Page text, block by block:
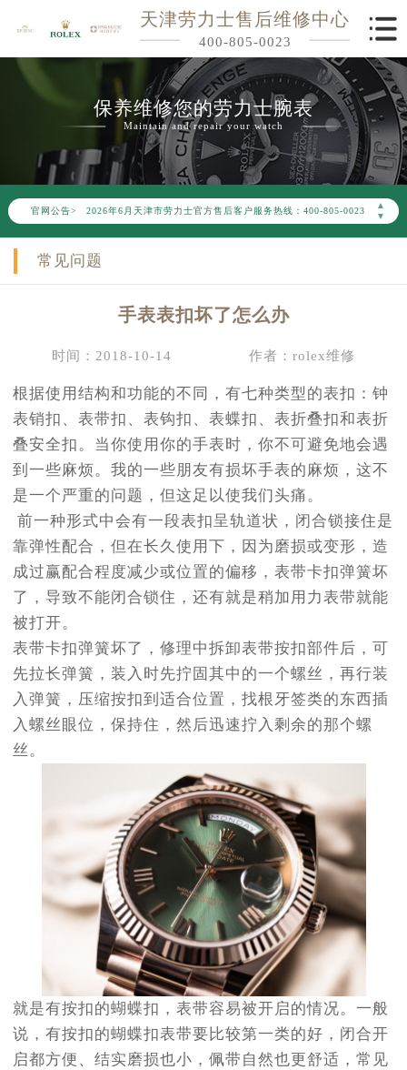
天津劳力士售后维修中心
400-805-0023
保养维修您的劳力士腕表
Maintain and repair your watch
官网公告>
▲
▼
2026年6月劳力士天津市售后服务网络优化升级公告
2026年6月天津市劳力士官方售后客户服务热线：400-805-0023
2026年6月劳力士售后服务中心最新网点地址：
节假日正常营业！
常见问题
手表表扣坏了怎么办
时间：2018-10-14 作者：rolex维修
根据使用结构和功能的不同，有七种类型的表扣：钟
表销扣、表带扣、表钩扣、表蝶扣、表折叠扣和表折
叠安全扣。当你使用你的手表时，你不可避免地会遇
到一些麻烦。我的一些朋友有损坏手表的麻烦，这不
是一个严重的问题，但这足以使我们头痛。
前一种形式中会有一段表扣呈轨道状，闭合锁接住是
靠弹性配合，但在长久使用下，因为磨损或变形，造
成过赢配合程度减少或位置的偏移，表带卡扣弹簧坏
了，导致不能闭合锁住，还有就是稍加用力表带就能
被打开。
表带卡扣弹簧坏了，修理中拆卸表带按扣部件后，可
先拉长弹簧，装入时先拧固其中的一个螺丝，再行装
入弹簧，压缩按扣到适合位置，找根牙签类的东西插
入螺丝眼位，保持住，然后迅速拧入剩余的那个螺
丝。
就是有按扣的蝴蝶扣，表带容易被开启的情况。一般
说，有按扣的蝴蝶扣表带要比较第一类的好，闭合开
启都方便、结实磨损也小，佩带自然也更舒适，常见